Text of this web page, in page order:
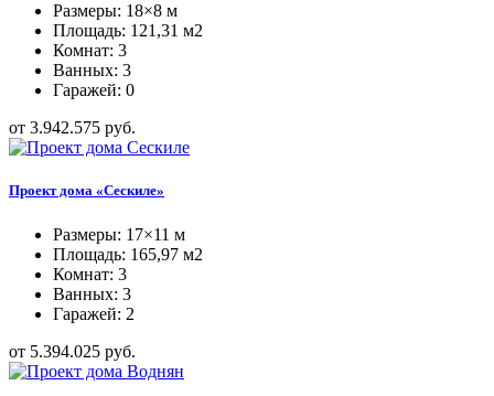
Размеры: 18×8 м
Площадь: 121,31 м2
Комнат: 3
Ванных: 3
Гаражей: 0
от 3.942.575 руб.
Проект дома «Сескиле»
Размеры: 17×11 м
Площадь: 165,97 м2
Комнат: 3
Ванных: 3
Гаражей: 2
от 5.394.025 руб.